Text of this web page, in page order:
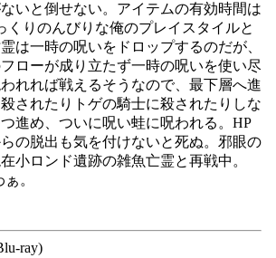
いと倒せない。アイテムの有効時間は
くりのんびりな俺のプレイスタイルと
は一時の呪いをドロップするのだが、
ローが成り立たず一時の呪いを使い尽
れれば戦えるそうなので、最下層へ進
されたりトゲの騎士に殺されたりしな
進め、ついに呪い蛙に呪われる。HP
の脱出も気を付けないと死ぬ。邪眼の
小ロンド遺跡の雑魚亡霊と再戦中。
。
ray)